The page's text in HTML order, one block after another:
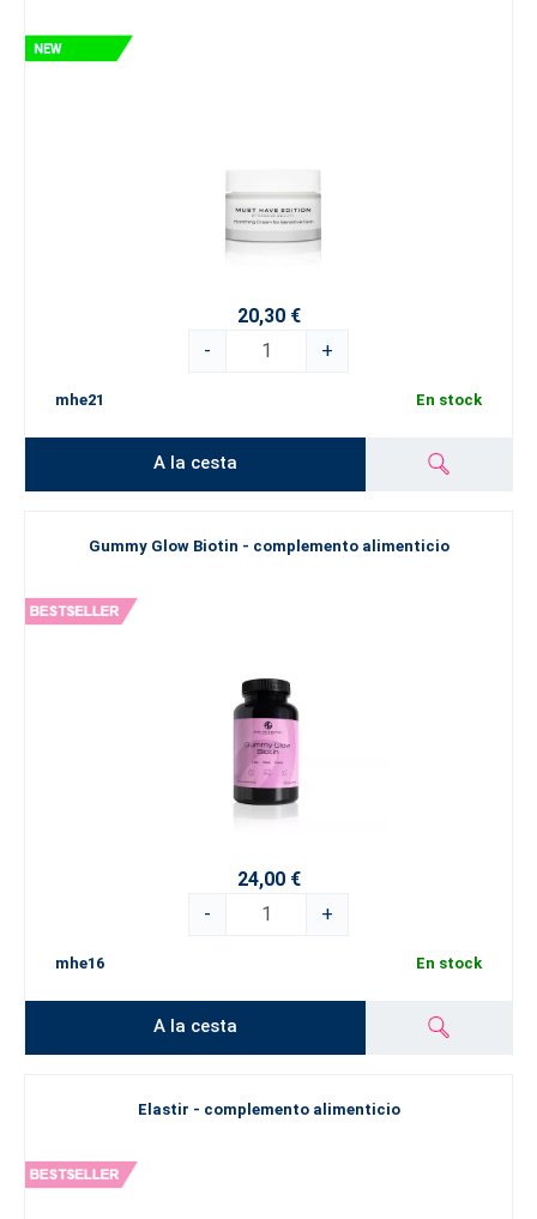
20,30 €
-
+
mhe21 En stock
A la cesta
Gummy Glow Biotin - complemento alimenticio
24,00 €
-
+
mhe16 En stock
A la cesta
Elastir - complemento alimenticio